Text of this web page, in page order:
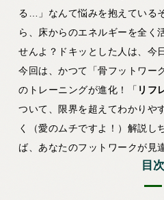
る…」なんて悩みを抱えている
ら、床からのエネルギーを全く
せんよ？ドキッとした人は、今
今回は、かつて「骨フットワー
のトレーニングが進化！「 リフ
ついて、限界を超えてわかりや
く（愛のムチですよ！）解説し
ば、あなたのフットワークが見
目次